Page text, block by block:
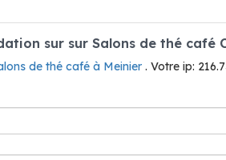
sur sur Salons de thé café
de thé café à Meinier . Votre ip: